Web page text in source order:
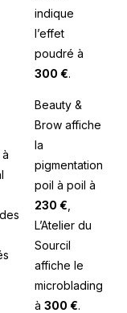
indique
l’effet
poudré à
300 €.
Beauty &
Brow affiche
la
pigmentation
poil à poil à
230 €
L’Atelier du
Sourcil
affiche le
microblading
à 300 €.